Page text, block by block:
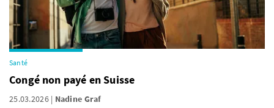
Santé
Congé non payé en Suisse
25.03.2026 Nadine Graf